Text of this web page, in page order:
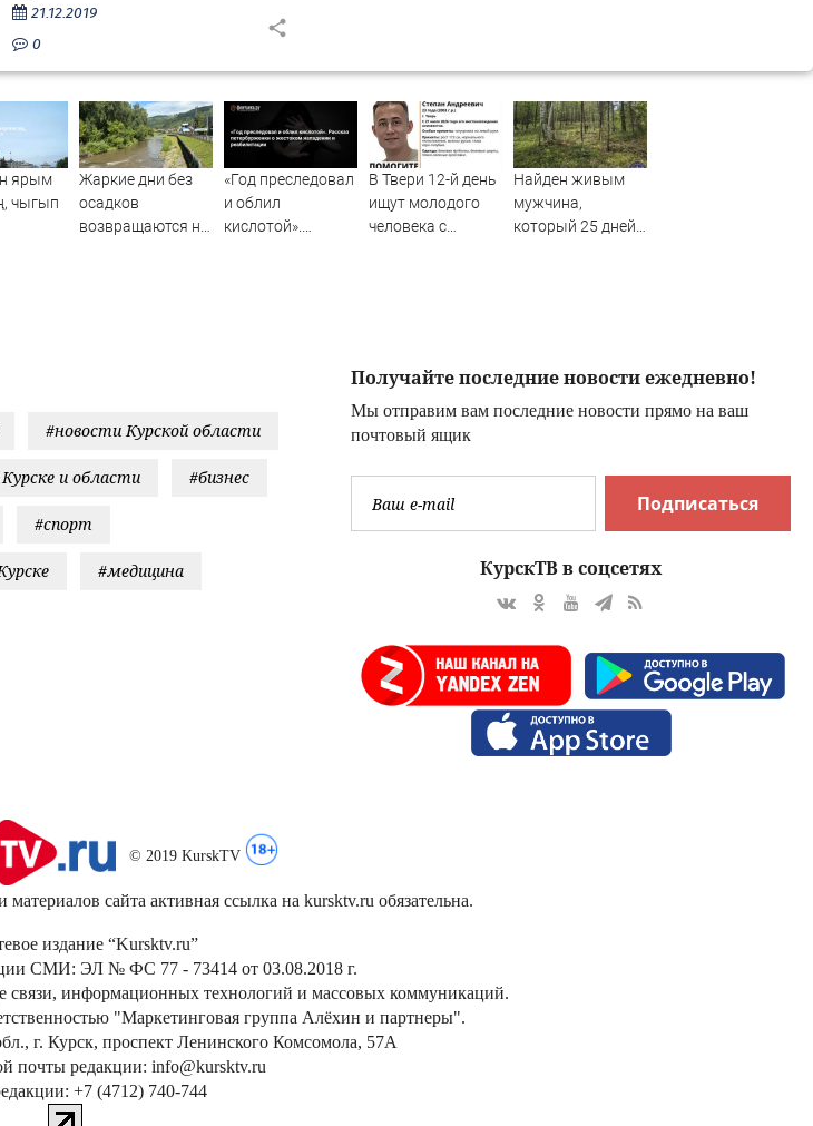
21.12.2019
0
ярым
чыгып
Жаркие дни без
осадков
возвращаются на
«Год преследовал
и облил
кислотой».
В Твери 12-й день
ищут молодого
человека с
Afanasy.biz –
Тверские новости.
Новости Твери.
Тверь н
Найден живым
мужчина,
который 25 дней
Получайте последние новости ежедневно!
Мы отправим вам последние новости прямо на ваш
почтовый ящик
Подписаться
КурскТВ в соцсетях
#новости Курской области
и области #бизнес
#спорт
#медицина
© 2019 KurskTV
сайта активная ссылка на kursktv.ru обязательна.
издание “Kursktv.ru”
СМИ: ЭЛ № ФС 77 - 73414 от 03.08.2018 г.
связи, информационных технологий и массовых коммуникаций.
"Маркетинговая группа Алёхин и партнеры".
г. Курск, проспект Ленинского Комсомола, 57А
почты редакции: info@kursktv.ru
+7 (4712) 740-744